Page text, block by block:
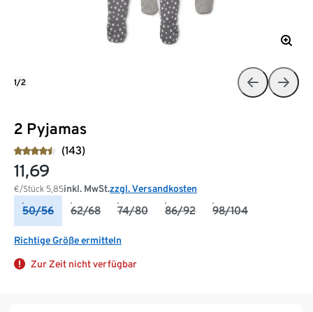
2 Pyjamas
(143)
11,69
€/Stück 5,85inkl. MwSt.zzgl. Versandkosten
50/56 62/68 74/80 86/92 98/104
Richtige Größe ermitteln
Zur Zeit nicht verfügbar
1/2